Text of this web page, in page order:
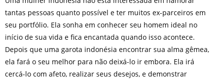
tantas pessoas quanto possível e ter muitos ex-parceiros em
seu portfólio. Ela sonha em conhecer seu homem ideal no
início de sua vida e fica encantada quando isso acontece.
Depois que uma garota indonésia encontrar sua alma gêmea,
ela fará o seu melhor para não deixá-lo ir embora. Ela irá
cercá-lo com afeto, realizar seus desejos, e demonstrar